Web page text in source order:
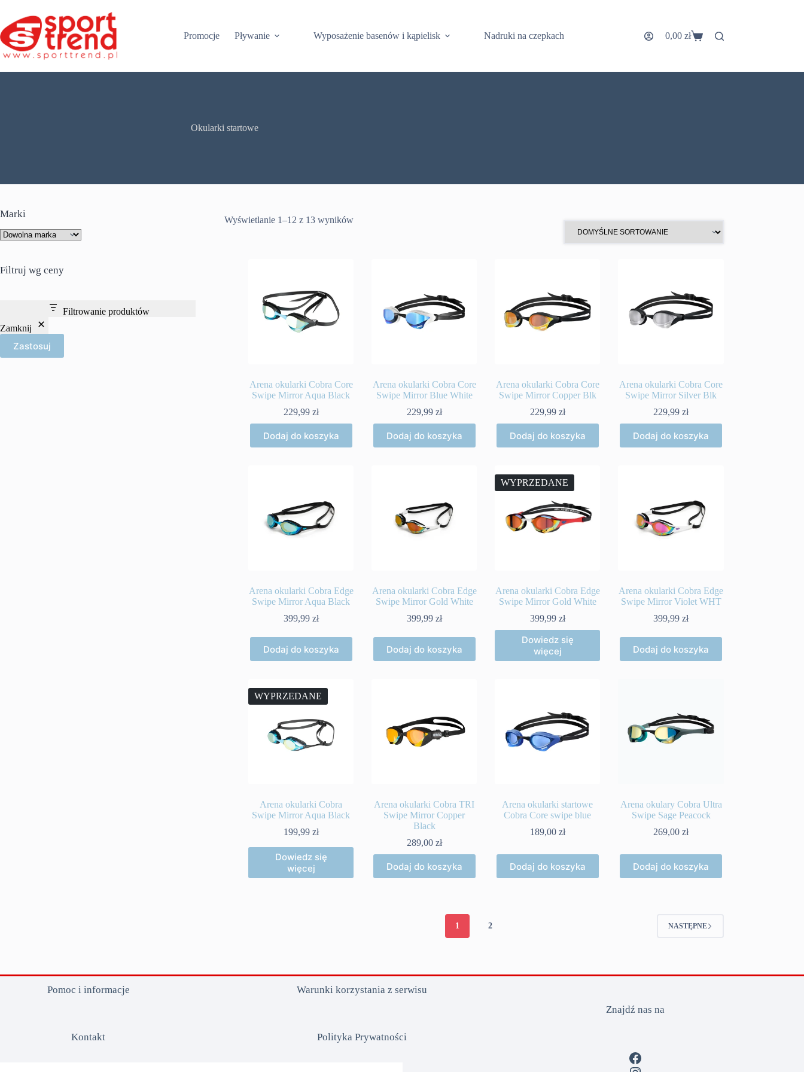
treści
Promocje
Pływanie Wyposażenie basenów i kąpielisk Nadruki na czepkach Koszyk
0,00 zł
Okularki startowe
Wyświetlanie 1–12 z 13 wyników
Arena okularki Cobra Core
Swipe Mirror Aqua Black
229,99 zł
Dodaj do koszyka
Arena okularki Cobra Core
Swipe Mirror Blue White
229,99 zł
Dodaj do koszyka
Arena okularki Cobra Core
Swipe Mirror Copper Blk
229,99 zł
Dodaj do koszyka
Arena okularki Cobra Core
Swipe Mirror Silver Blk
229,99 zł
Dodaj do koszyka
Arena okularki Cobra Edge
Swipe Mirror Aqua Black
399,99 zł
Dodaj do koszyka
Arena okularki Cobra Edge
Swipe Mirror Gold White
399,99 zł
Dodaj do koszyka
WYPRZEDANE
Arena okularki Cobra Edge
Swipe Mirror Gold White
399,99 zł
Dowiedz się
więcej
Arena okularki Cobra Edge
Swipe Mirror Violet WHT
399,99 zł
Dodaj do koszyka
WYPRZEDANE
Arena okularki Cobra
Swipe Mirror Aqua Black
199,99 zł
Dowiedz się
więcej
Arena okularki Cobra TRI
Swipe Mirror Copper
Black
289,00 zł
Dodaj do koszyka
Arena okularki startowe
Cobra Core swipe blue
189,00 zł
Dodaj do koszyka
Arena okulary Cobra Ultra
Swipe Sage Peacock
269,00 zł
Dodaj do koszyka
1 2 NASTĘPNE
Marki
Filtruj wg ceny
Filtrowanie produktów
Zamknij
Zastosuj
Pomoc i informacje
Kontakt
Warunki korzystania z serwisu
Polityka Prywatności
Znajdź nas na
Facebook